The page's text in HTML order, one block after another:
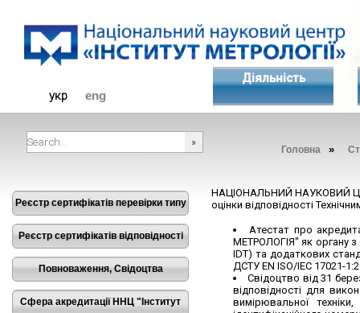
укр eng
Діяльність
Головна »
Реєстр сертифікатів перевірки типу
Реєстр сертифікатів відповідності
Повноваження, Свідоцтва
Сфера акредитації ННЦ "Інститут
НАЦІОНАЛЬНИЙ НАУКОВИЙ
оцінки відповідності
Атестат про
МЕТРОЛОГІЯ" як органу з
IDT) та додаткових
ДСТУ EN ISO/IEC 17021-
Свідоцтво від 31
відповідності для
вимірювальної